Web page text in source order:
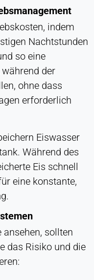
indem
Nachtstunden
so eine
der
ohne dass
erforderlich
Eiswasser
Während des
Eis schnell
eine konstante,
sollten
das Risiko und die
wie z. B.
technische Daten